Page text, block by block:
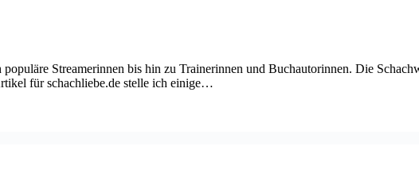
Streamerinnen bis hin zu Trainerinnen und Buchautorinnen. Die
für schachliebe.de stelle ich einige…